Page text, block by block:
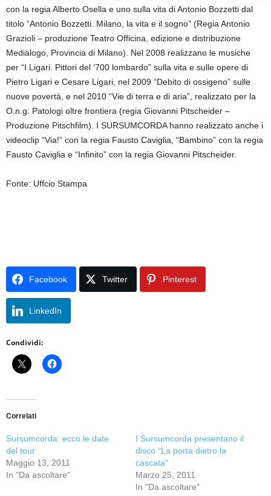
con la regia Alberto Osella e uno sulla vita di Antonio Bozzetti dal
titolo “Antonio Bozzetti. Milano, la vita e il sogno” (Regia Antonio
Grazioli – produzione Teatro Officina, edizione e distribuzione
Medialogo, Provincia di Milano). Nel 2008 realizzano le musiche
per “I Ligari. Pittori del ‘700 lombardo” sulla vita e sulle opere di
Pietro Ligari e Cesare Ligari, nel 2009 “Debito di ossigeno” sulle
nuove povertà, e nel 2010 “Vie di terra e di aria”, realizzato per la
O.n.g. Patologi oltre frontiera (regia Giovanni Pitscheider –
Produzione Pitschfilm). I SURSUMCORDA hanno realizzato anche i
videoclip “Via!” con la regia Fausto Caviglia, “Bambino” con la regia
Fausto Caviglia e “Infinito” con la regia Giovanni Pitscheider.
Fonte: Uffcio Stampa
Facebook Twitter Pinterest
LinkedIn
Condividi:
Correlati
Sursumcorda: ecco le date
del tour
Maggio 13, 2011
In "Da ascoltare"
I Sursumcorda presentano il
disco “La porta dietro la
cascata”
Marzo 25, 2011
In "Da ascoltare"